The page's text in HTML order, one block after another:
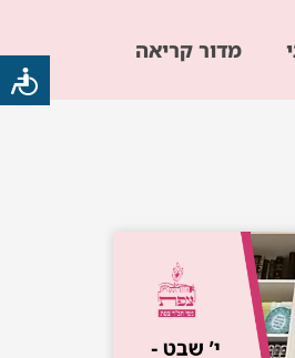
מדור קריאה